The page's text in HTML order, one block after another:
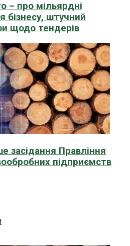
– про мільярдні
бізнесу, штучний
щодо тендерів
засідання Правління
підприємств